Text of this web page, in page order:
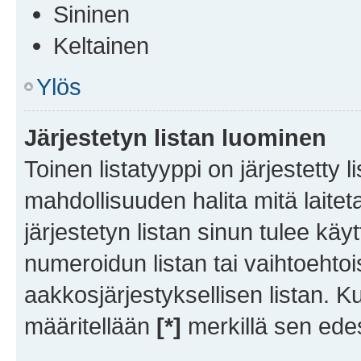
Sininen
Keltainen
Ylös
Järjestetyn listan luominen
Toinen listatyyppi on järjestetty
mahdollisuuden halita mitä
järjestetyn listan sinun tulee
numeroidun listan tai
aakkosjärjestyksellisen listan.
määritellään [*] merkillä sen